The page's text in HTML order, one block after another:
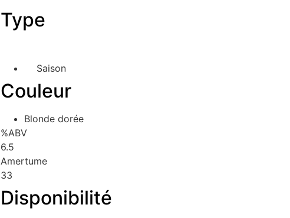
Type
Saison
Couleur
Blonde dorée
%ABV
6.5
Amertume
33
Disponibilité